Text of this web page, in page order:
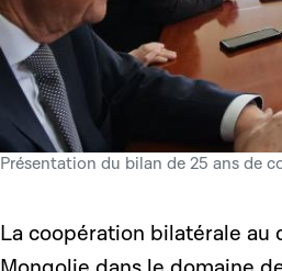
Présentation du bilan de 25 ans de
La coopération bilatérale